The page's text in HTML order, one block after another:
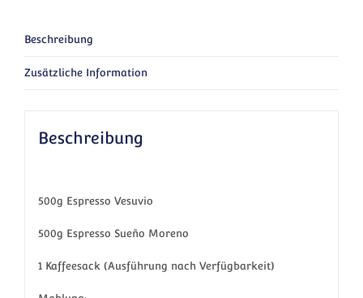
Beschreibung
Zusätzliche Information
Beschreibung
500g Espresso Vesuvio
500g Espresso Sueño Moreno
1 Kaffeesack (Ausführung nach Verfügbarkeit)